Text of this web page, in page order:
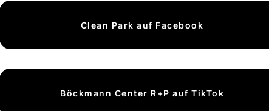
Clean Park auf Facebook
Böckmann Center R+P auf TikTok